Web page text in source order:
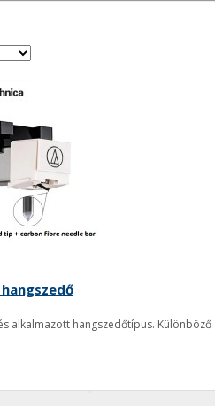
alkalmazott hangszedőtípus. Különböző